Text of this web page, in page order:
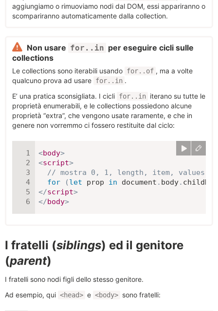
aggiungiamo o rimuoviamo nodi dal DOM, essi appariranno o
scompariranno automaticamente dalla collection.
Non usare for..in per eseguire cicli sulle
collections
Le collections sono iterabili usando for..of , ma a volte
qualcuno prova ad usare for..in .
E’ una pratica sconsigliata. I cicli for..in iterano su tutte le
proprietà enumerabili, e le collections possiedono alcune
proprietà “extra”, che vengono usate raramente, e che in
genere non vorremmo ci fossero restituite dal ciclo:
<body>
<script>
// mostra 0, 1, length, item, values
for
(let prop in document . body.
</script>
</body>
I fratelli (siblings) ed il genitore
(parent)
I fratelli sono nodi figli dello stesso genitore.
Ad esempio, qui <head> e <body> sono fratelli: